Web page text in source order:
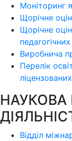
Моніторинг
Щорічне
Щорічне
Виробнича
Перелік
НАУКОВА
Відділ